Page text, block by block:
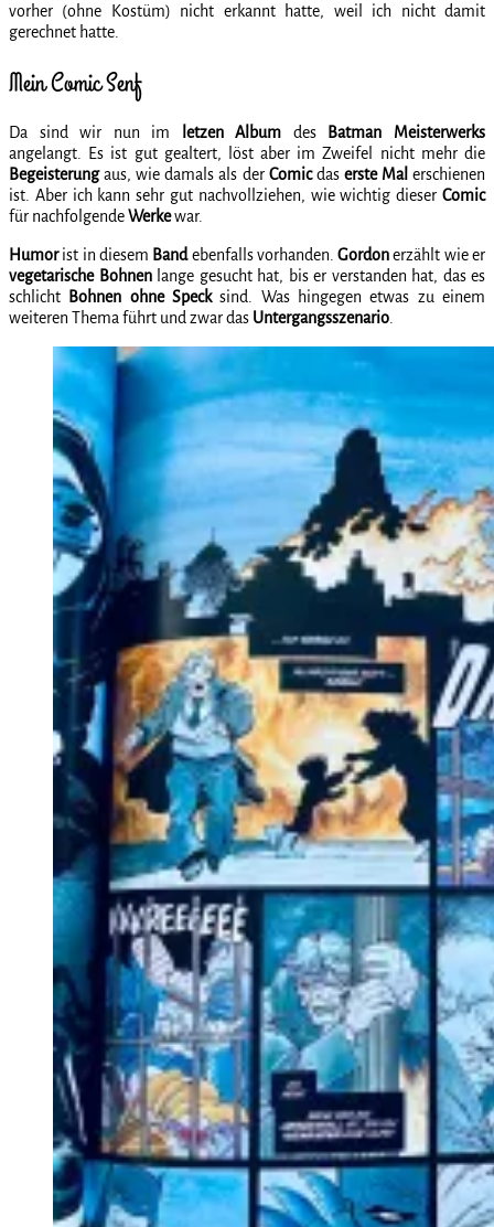
vorher (ohne Kostüm) nicht erkannt hatte, weil ich nicht damit
gerechnet hatte.
Mein Comic Senf
Da sind wir nun im letzen Album des
Batman Meisterwerks
angelangt. Es ist gut gealtert, löst aber im Zweifel nicht mehr die
Begeisterungaus, wie damals als der Comicdas erste Mal erschienen
ist. Aber ich kann sehr gut nachvollziehen, wie wichtig dieser Comic
für nachfolgendeWerkewar.
Humorist in diesem Bandebenfalls vorhanden.Gordonerzählt wie er
vegetarische Bohnenlange gesucht hat, bis er verstanden hat, das es
schlicht
Bohnen ohne Specksind. Was hingegen etwas zu einem
weiteren Thema führt und zwar das Untergangsszenario.